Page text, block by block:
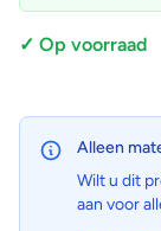
✓ Op voorraad
Alleen
Wilt u dit
aan voor